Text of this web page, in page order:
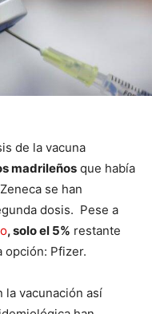
de la vacuna
madrileños que había
se han
dosis. Pese a
, solo el 5% restante
opción: Pfizer.
la vacunación así